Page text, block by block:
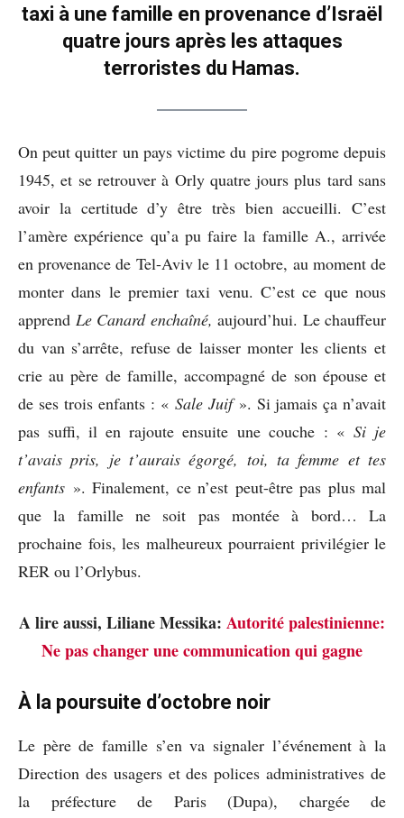
taxi à une famille en provenance d’Israël
quatre jours après les attaques
terroristes du Hamas.
On peut quitter un pays victime du pire pogrome depuis
1945, et se retrouver à Orly quatre jours plus tard sans
avoir la certitude d’y être très bien accueilli. C’est
l’amère expérience qu’a pu faire la famille A., arrivée
en provenance de Tel-Aviv le 11 octobre, au moment de
monter dans le premier taxi venu. C’est ce que nous
apprend Le Canard enchaîné, aujourd’hui. Le chauffeur
du van s’arrête, refuse de laisser monter les clients et
crie au père de famille, accompagné de son épouse et
de ses trois enfants : « Sale Juif». Si jamais ça n’avait
pas suffi, il en rajoute ensuite une couche : « Si je
t’avais pris, je t’aurais égorgé, toi, ta femme et tes
enfants ». Finalement, ce n’est peut-être pas plus mal
que la famille ne soit pas montée à bord… La
prochaine fois, les malheureux pourraient privilégier le
RER ou l’Orlybus.
A lire aussi, Liliane Messika: Autorité palestinienne:
Ne pas changer une communication qui gagne
À la poursuite d’octobre noir
Le père de famille s’en va signaler l’événement à la
Direction des usagers et des polices administratives de
la préfecture de Paris (Dupa), chargée de